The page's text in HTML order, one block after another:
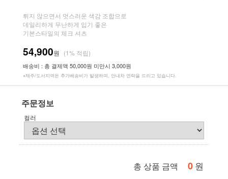
튀지 않으면서 멋스러운 색감 조합으로
데일리하게 무난하게 입기 좋은
기본스타일의 체크 셔츠
54,900원 (1% 적립)
배송비 : 총 결제액 50,000원 미만시 3,000원
※제주/도서지역은 추가배송비가 발생하며, 안내차 연락을 드리고 있습니다.
주문정보
컬러
총 상품 금액 0 원